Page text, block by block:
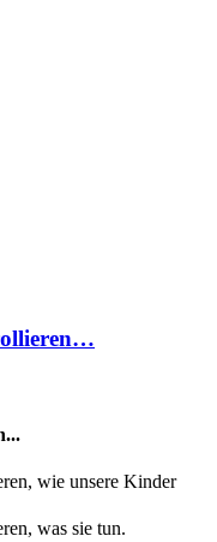
wie unsere Kinder
was sie tun.